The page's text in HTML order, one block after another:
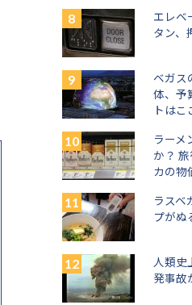
エレベ
タン、
ベガス
体、予
トはこ
ラーメ
か？
カの物
ラスベ
プがぬ
人類史
発事故